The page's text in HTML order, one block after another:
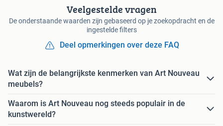
Veelgestelde vragen
De onderstaande waarden zijn gebaseerd op je zoekopdracht en de
ingestelde filters
Deel opmerkingen over deze FAQ
Wat zijn de belangrijkste kenmerken van Art Nouveau
meubels?
Waarom is Art Nouveau nog steeds populair in de
kunstwereld?